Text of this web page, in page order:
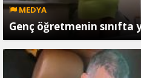
MEDYA
Genç öğretmenin sınıfta